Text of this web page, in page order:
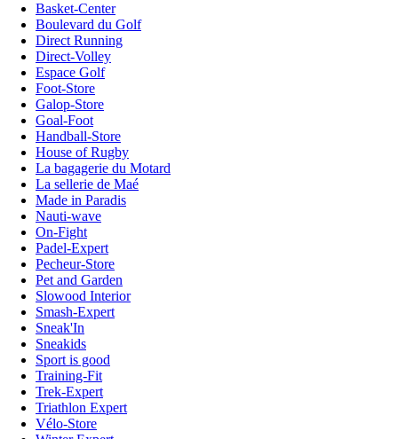
Basket-Center
Boulevard du Golf
Direct Running
Direct-Volley
Espace Golf
Foot-Store
Galop-Store
Goal-Foot
Handball-Store
House of Rugby
La bagagerie du Motard
La sellerie de Maé
Made in Paradis
Nauti-wave
On-Fight
Padel-Expert
Pecheur-Store
Pet and Garden
Slowood Interior
Smash-Expert
Sneak'In
Sneakids
Sport is good
Training-Fit
Trek-Expert
Triathlon Expert
Vélo-Store